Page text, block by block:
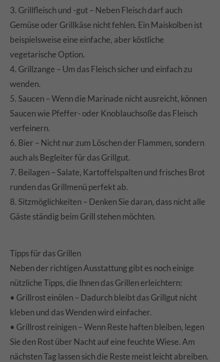
3. Grillfleisch und -gut – Neben Fleisch darf auch
Gemüse oder Grillkäse nicht fehlen. Ein Maiskolben ist
beispielsweise eine einfache, aber köstliche
vegetarische Option.
4. Grillzange – Um das Fleisch sicher und einfach zu
wenden.
5. Saucen – Wenn die Marinade nicht ausreicht, können
Saucen wie Pfeffer- oder Knoblauchsoße das Fleisch
verfeinern.
6. Bier – Nicht nur zum Löschen der Flammen, sondern
auch als Begleiter für das Grillgut.
7. Beilagen – Salate, Kartoffelspalten und frisches Brot
runden das Grillmenü perfekt ab.
8. Sitzmöglichkeiten – Denken Sie daran, dass nicht alle
Gäste ständig beim Grill stehen möchten.
Tipps für das Grillen
Neben der richtigen Ausstattung gibt es noch einige
nützliche Tipps, die Ihnen das Grillen erleichtern:
• Grillrost einölen – Dadurch bleibt das Grillgut nicht
kleben und das Wenden wird einfacher.
• Grillrost reinigen – Wenn Reste haften bleiben, legen
Sie den Rost über Nacht auf eine feuchte Wiese. Am
nächsten Tag lassen sich die Reste meist leicht abreiben.